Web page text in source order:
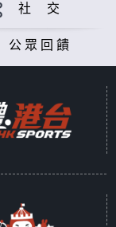
社 交
公眾回饋